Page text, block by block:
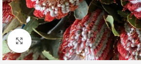
Клацніть, щоб збільшити